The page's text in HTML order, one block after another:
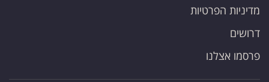
מדיניות הפרטיות
דרושים
פרסמו אצלנו